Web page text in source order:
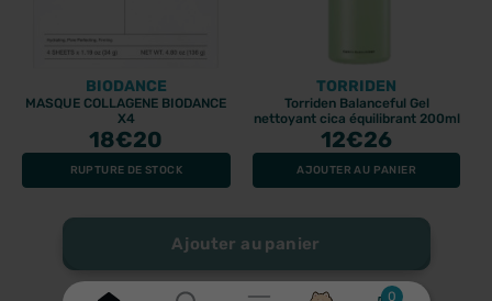
Ajouter au panier
BIODANCE
MASQUE COLLAGENE BIODANCE
X4
18€20
RUPTURE DE STOCK
TORRIDEN
Torriden Balanceful Gel
nettoyant cica équilibrant 200ml
12€26
AJOUTER AU PANIER
0